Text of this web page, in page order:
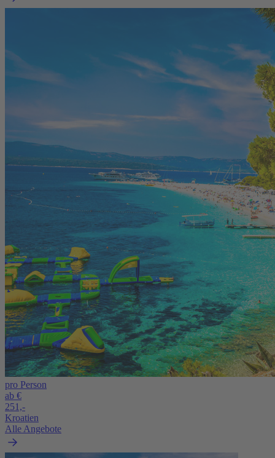
pro Person
ab €
251,-
Kroatien
Alle Angebote